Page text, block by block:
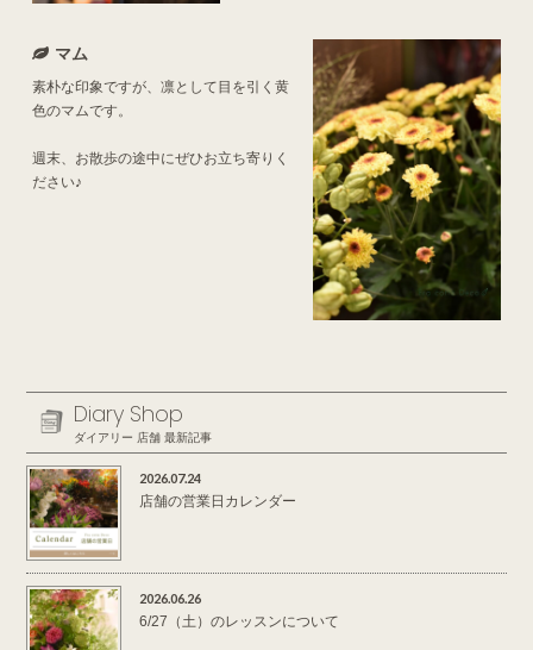
マム
素朴な印象ですが、凛として目を引く黄
色のマムです。
週末、お散歩の途中にぜひお立ち寄りく
ださい♪
Diary Shop
ダイアリー 店舗 最新記事
2026.07.24
店舗の営業日カレンダー
2026.06.26
6/27（土）のレッスンについて